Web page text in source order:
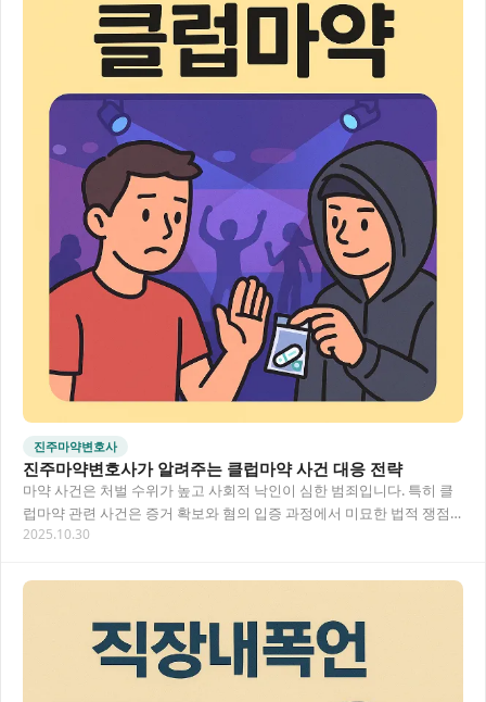
진주마약변호사
진주마약변호사가 알려주는 클럽마약 사건 대응 전략
마약 사건은 처벌 수위가 높고 사회적 낙인이 심한 범죄입니다. 특히 클
럽마약 관련 사건은 증거 확보와 혐의 입증 과정에서 미묘한 법적 쟁점
들이 많아 전문적인 대응이 필요합니다. 이…
2025.10.30